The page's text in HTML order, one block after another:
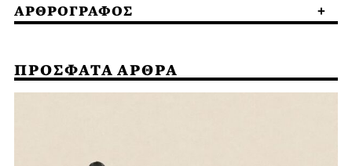
ΑΡΘΡΟΓΡΑΦΟΣ
ΠΡΟΣΦΑΤΑ ΑΡΘΡΑ